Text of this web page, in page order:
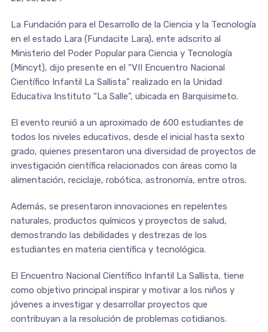
La Fundación para el Desarrollo de la Ciencia y la Tecnología
en el estado Lara (Fundacite Lara), ente adscrito al
Ministerio del Poder Popular para Ciencia y Tecnología
(Mincyt), dijo presente en el “VII Encuentro Nacional
Científico Infantil La Sallista” realizado en la Unidad
Educativa Instituto “La Salle”, ubicada en Barquisimeto.
El evento reunió a un aproximado de 600 estudiantes de
todos los niveles educativos, desde el inicial hasta sexto
grado, quienes presentaron una diversidad de proyectos de
investigación científica relacionados con áreas como la
alimentación, reciclaje, robótica, astronomía, entre otros.
Además, se presentaron innovaciones en repelentes
naturales, productos químicos y proyectos de salud,
demostrando las debilidades y destrezas de los
estudiantes en materia científica y tecnológica.
El Encuentro Nacional Científico Infantil La Sallista, tiene
como objetivo principal inspirar y motivar a los niños y
jóvenes a investigar y desarrollar proyectos que
contribuyan a la resolución de problemas cotidianos.